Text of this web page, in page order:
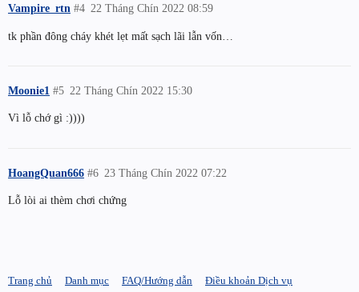
Vampire_rtn 22 Tháng Chín 2022 08:59
#4
tk phần đông cháy khét lẹt mất sạch lãi lẫn vốn…
Moonie1 22 Tháng Chín 2022 15:30
#5
Vì lỗ chớ gì :))))
HoangQuan666 23 Tháng Chín 2022 07:22
#6
Lỗ lòi ai thèm chơi chứng
Trang chủ Danh mục FAQ/Hướng dẫn Điều khoản Dịch vụ